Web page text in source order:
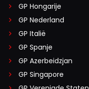
GP Hongarije
GP Nederland
GP Italië
GP Spanje
GP Azerbeidzjan
GP Singapore